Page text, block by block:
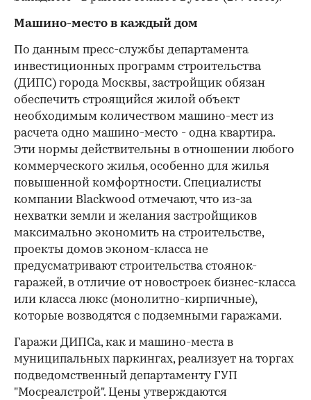
Машино-место в каждый дом
По данным пресс-службы департамента
инвестиционных программ строительства
(ДИПС) города Москвы, застройщик обязан
обеспечить строящийся жилой объект
необходимым количеством машино-мест из
расчета одно машино-место - одна квартира.
Эти нормы действительны в отношении любого
коммерческого жилья, особенно для жилья
повышенной комфортности. Специалисты
компании Blackwood отмечают, что из-за
нехватки земли и желания застройщиков
максимально экономить на строительстве,
проекты домов эконом-класса не
предусматривают строительства стоянок-
гаражей, в отличие от новостроек бизнес-класса
или класса люкс (монолитно-кирпичные),
которые возводятся с подземными гаражами.
Гаражи ДИПСа, как и машино-места в
муниципальных паркингах, реализует на торгах
подведомственный департаменту ГУП
"Мосреалстрой". Цены утверждаются